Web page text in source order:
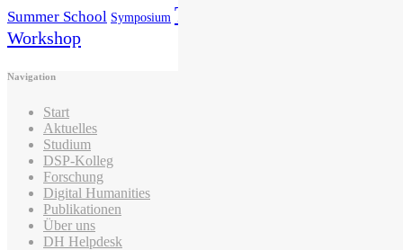
Summer School Symposium Tagung
Workshop
Navigation
Start
Aktuelles
Studium
DSP-Kolleg
Forschung
Digital Humanities
Publikationen
Über uns
DH Helpdesk